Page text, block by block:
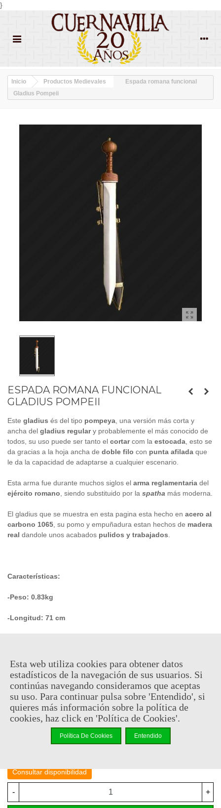
}
Inicio Productos Medievales
Espada romana funcional
Gladius Pompeii
ESPADA ROMANA FUNCIONAL
GLADIUS POMPEII
Este gladius és del tipo pompeya , una versión más corta y
ancha del gladius regulary probablemente el más conocido de
todos, su uso puede ser tanto el cortarcom la estocada , esto se
da gracias a la hoja ancha de doble filo con punta afilada que
le da la capacidad de adaptarse a cualquier escenario.
Esta arma fue durante muchos siglos el arma reglamentaria del
ejército romano , siendo substituido por la spatha más moderna.
El gladius que se muestra en esta pagina esta hecho en acero al
carbono 1065 , su pomo y empuñadura estan hechos de madera
real dandole unos acabados pulidos y trabajados
Características:
-Peso: 0.83kg
-Longitud: 71 cm
-Hoja: 49cm
-Grosor hoja: 0.47cm
-Anchura hoja: 5cm
-Categoría: categoría B
Consultar disponibilidad
- +
Esta web utiliza cookies para obtener datos
estadísticos de la navegación de sus usuarios. Si
continúas navegando consideramos que aceptas
su uso. Para continuar pulsa sobre 'Entendido', si
quieres más información sobre la política de
cookies, haz click en 'Política de Cookies'.
Política De Cookies Entendido